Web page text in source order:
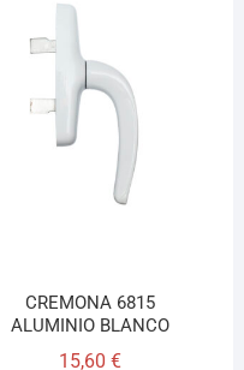
CREMONA 6815
ALUMINIO BLANCO
15,60€